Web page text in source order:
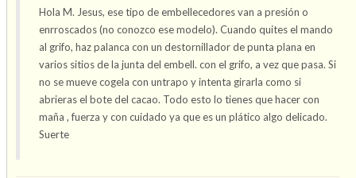
Hola M. Jesus, ese tipo de embellecedores van a presión o
enrroscados (no conozco ese modelo). Cuando quites el mando
al grifo, haz palanca con un destornillador de punta plana en
varios sitios de la junta del embell. con el grifo, a vez que pasa. Si
no se mueve cogela con untrapo y intenta girarla como si
abrieras el bote del cacao. Todo esto lo tienes que hacer con
maña , fuerza y con cuidado ya que es un plático algo delicado.
Suerte